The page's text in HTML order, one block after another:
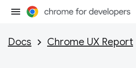
Docs Chrome UX Report